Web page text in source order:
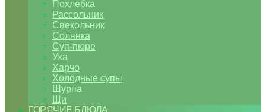
Похлебка
Рассольник
Свекольник
Солянка
Суп-пюре
Уха
Харчо
Холодные супы
Шурпа
Щи
ГОРЯЧИЕ БЛЮДА